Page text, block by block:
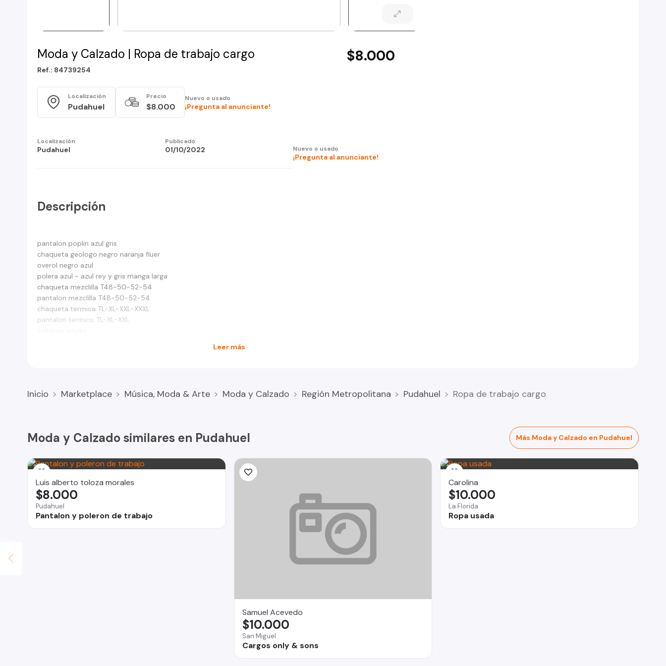
Moda y Calzado | Ropa de trabajo cargo $8.000
Ref.: 84739254
Localización
Pudahuel
Precio
$8.000
Nuevo o usado
¡Pregunta al anunciante!
Localización
Pudahuel
Publicado
01/10/2022 Nuevo o usado
¡Pregunta al anunciante!
Descripción
pantalon poplin azul gris
chaqueta geologo negro naranja fluer
overol negro azul
polera azul - azul rey y gris manga larga
chaqueta mezclilla T48-50-52-54
pantalon mezclilla T48-50-52-54
chaqueta termica TL-XL-XXL-XXXL
pantalon termico TL-XL-XXL
Leer más
Inicio Marketplace Música, Moda & Arte Moda y Calzado Región Metropolitana Pudahuel Ropa de trabajo cargo
Moda y Calzado similares en Pudahuel Más Moda y Calzado en Pudahuel
Luis alberto toloza morales
Pudahuel
Pantalon y poleron de trabajo
$8.000
Samuel Acevedo
San Miguel
Cargos only & sons
$10.000
Carolina
La Florida
Ropa usada
$10.000